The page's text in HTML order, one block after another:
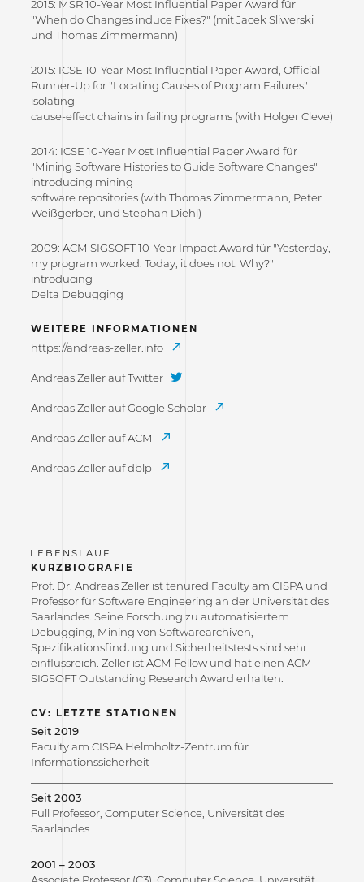
2015: MSR 10-Year Most Influential Paper Award für
"When do Changes induce Fixes?" (mit Jacek Sliwerski
und Thomas Zimmermann)
2015: ICSE 10-Year Most Influential Paper Award, Official
Runner-Up for "Locating Causes of Program Failures"
isolating
cause-effect chains in failing programs (with Holger Cleve)
2014: ICSE 10-Year Most Influential Paper Award für
"Mining Software Histories to Guide Software Changes"
introducing mining
software repositories (with Thomas Zimmermann, Peter
Weißgerber, und Stephan Diehl)
2009: ACM SIGSOFT 10-Year Impact Award für "Yesterday,
my program worked. Today, it does not. Why?"
introducing
Delta Debugging
WEITERE INFORMATIONEN
https://andreas-zeller.info
Andreas Zeller auf Twitter
Andreas Zeller auf Google Scholar
Andreas Zeller auf ACM
Andreas Zeller auf dblp
KURZBIOGRAFIE
Prof. Dr. Andreas Zeller ist tenured Faculty am CISPA und
Professor für Software Engineering an der Universität des
Saarlandes. Seine Forschung zu automatisiertem
Debugging, Mining von Softwarearchiven,
Spezifikationsfindung und Sicherheitstests sind sehr
einflussreich. Zeller ist ACM Fellow und hat einen ACM
SIGSOFT Outstanding Research Award erhalten.
CV: LETZTE STATIONEN
Seit 2019
Faculty am CISPA Helmholtz-Zentrum für
Informationssicherheit
Seit 2003
Full Professor, Computer Science, Universität des
Saarlandes
2001 – 2003
Associate Professor (C3), Computer Science, Universität